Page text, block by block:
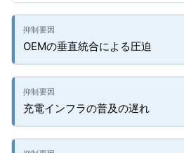
OEMの垂直統合による圧迫
充電インフラの普及の遅れ